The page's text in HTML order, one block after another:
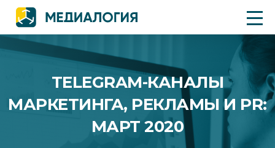
TELEGRAM-КАНАЛЫ
МАРКЕТИНГА, РЕКЛАМЫ И PR:
МАРТ 2020